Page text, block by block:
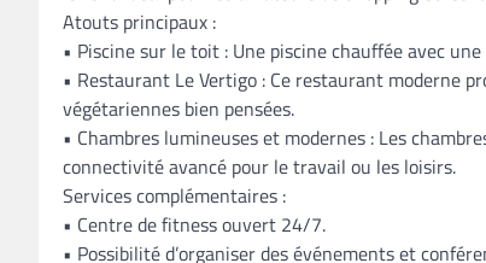
Atouts principaux :
• Piscine sur le toit : Une piscine chauffée avec
• Restaurant Le Vertigo : Ce restaurant moderne
végétariennes bien pensées.
• Chambres lumineuses et modernes : Les
connectivité avancé pour le travail ou les loisirs.
Services complémentaires :
• Centre de fitness ouvert 24/7.
• Possibilité d’organiser des événements et